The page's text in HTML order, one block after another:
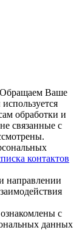
Обращаем Ваше
обработки и
связанные с
контактов
направлении
с
данных